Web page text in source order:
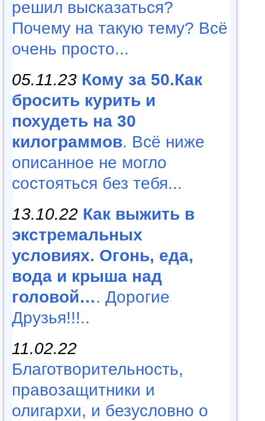
решил высказаться?
Почему на такую тему? Всё
очень просто...
05.11.23 Кому за 50.Как
бросить курить и
похудеть на 30
килограммов. Всё ниже
описанное не могло
состояться без тебя...
13.10.22 Как выжить в
экстремальных
условиях. Огонь, еда,
вода и крыша над
головой…. Дорогие
Друзья!!!..
11.02.22
Благотворительность,
правозащитники и
олигархи, и безусловно о